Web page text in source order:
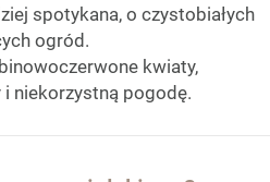
spotykana, o czystobiałych
ogród.
kwiaty,
niekorzystną pogodę.